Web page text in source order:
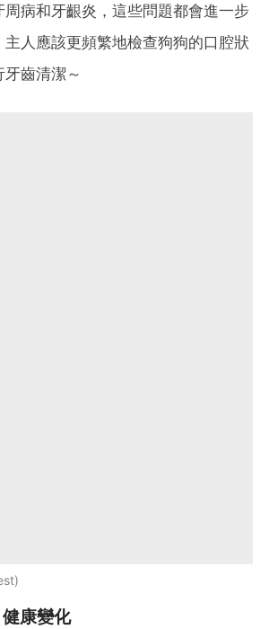
病和牙齦炎，這些問題都會進一步
人應該更頻繁地檢查狗狗的口腔狀
齒清潔～
康變化